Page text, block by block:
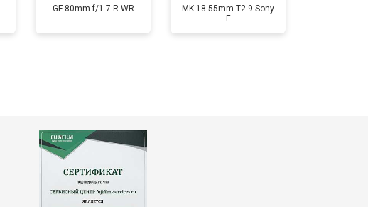
GF 80mm f/1.7 R WR
MK 18-55mm T2.9 Sony
E